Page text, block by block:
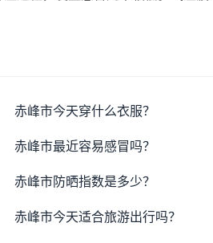
赤峰市今天穿什么衣服？
赤峰市最近容易感冒吗？
赤峰市防晒指数是多少？
赤峰市今天适合旅游出行吗？